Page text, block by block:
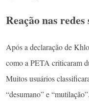
Reação nas redes
Após a declaração de
como a PETA criticaram
Muitos usuários
“desumano” e “mutilação”.